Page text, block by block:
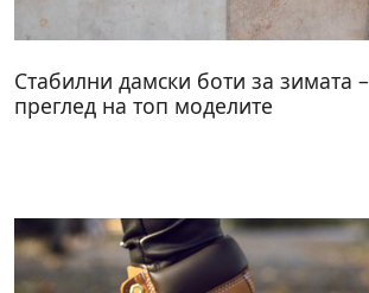
Стабилни дамски боти за зимата –
преглед на топ моделите